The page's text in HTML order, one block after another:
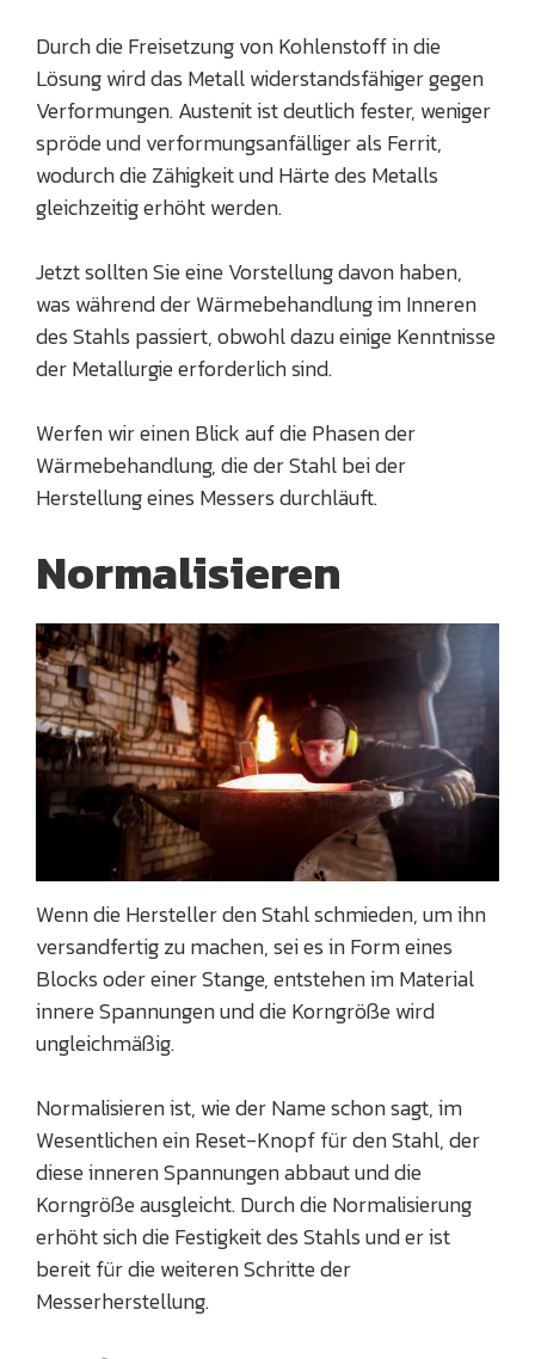
Durch die Freisetzung von Kohlenstoff in die
Lösung wird das Metall widerstandsfähiger gegen
Verformungen. Austenit ist deutlich fester, weniger
spröde und verformungsanfälliger als Ferrit,
wodurch die Zähigkeit und Härte des Metalls
gleichzeitig erhöht werden.
Jetzt sollten Sie eine Vorstellung davon haben,
was während der Wärmebehandlung im Inneren
des Stahls passiert, obwohl dazu einige Kenntnisse
der Metallurgie erforderlich sind.
Werfen wir einen Blick auf die Phasen der
Wärmebehandlung, die der Stahl bei der
Herstellung eines Messers durchläuft.
Normalisieren
Wenn die Hersteller den Stahl schmieden, um ihn
versandfertig zu machen, sei es in Form eines
Blocks oder einer Stange, entstehen im Material
innere Spannungen und die Korngröße wird
ungleichmäßig.
Normalisieren ist, wie der Name schon sagt, im
Wesentlichen ein Reset-Knopf für den Stahl, der
diese inneren Spannungen abbaut und die
Korngröße ausgleicht. Durch die Normalisierung
erhöht sich die Festigkeit des Stahls und er ist
bereit für die weiteren Schritte der
Messerherstellung.